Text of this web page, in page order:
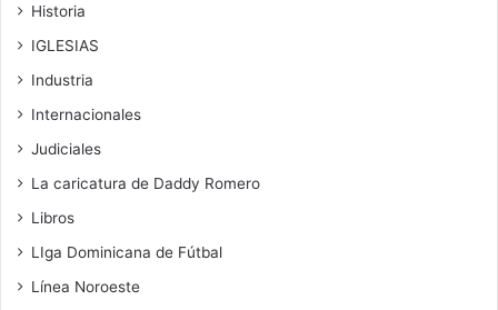
Historia
IGLESIAS
Industria
Internacionales
Judiciales
La caricatura de Daddy Romero
Libros
LIga Dominicana de Fútbal
Línea Noroeste